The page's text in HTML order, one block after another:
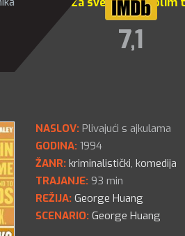
7,1
NASLOV: Plivajući s ajkulama
GODINA: 1994
ŽANR: kriminalistički, komedija
TRAJANJE: 93 min
REŽIJA: George Huang
SCENARIO: George Huang